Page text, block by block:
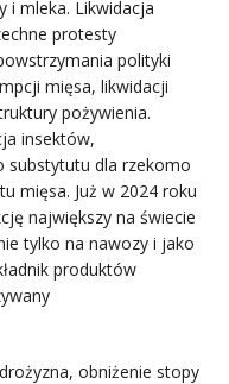
i mleka. Likwidacja
protesty
polityki
mięsa, likwidacji
pożywienia.
insektów,
substytutu dla rzekomo
mięsa. Już w 2024 roku
największy na świecie
tylko na nawozy i jako
produktów
obniżenie stopy